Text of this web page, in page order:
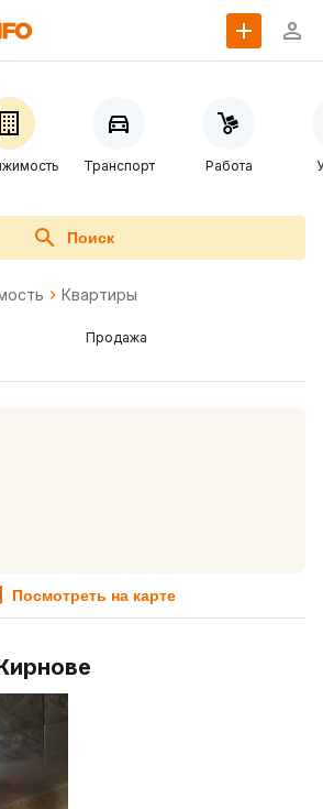
Транспорт Работа
Поиск
Квартиры
Продажа
Посмотреть на карте